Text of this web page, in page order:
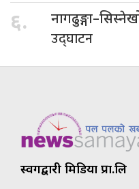
६.
उद्घाटन
स्वर्गद्वारी मिडिया प्रा.लि